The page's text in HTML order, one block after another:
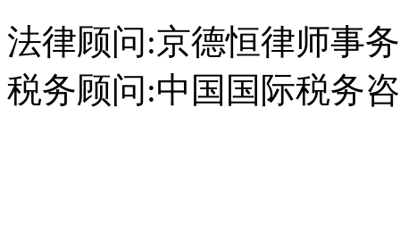
法律顾问:京德恒律师事
税务顾问:中国国际税务